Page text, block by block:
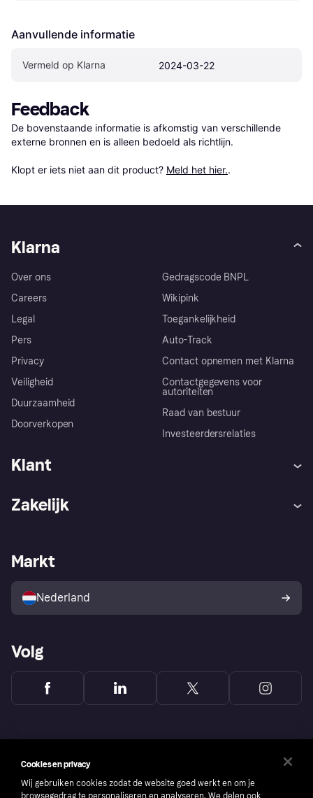
Aanvullende informatie
Vermeld op Klarna 2024-03-22
Feedback
De bovenstaande informatie is afkomstig van verschillende
externe bronnen en is alleen bedoeld als richtlijn.
Klopt er iets niet aan dit product? Meld het hier..
Klarna
Over ons
Careers
Legal
Pers
Privacy
Veiligheid
Duurzaamheid
Doorverkopen
Gedragscode BNPL
Wikipink
Toegankelijkheid
Auto-Track
Contact opnemen met Klarna
Contactgegevens voor
autoriteiten
Raad van bestuur
Investeerdersrelaties
Klant
Winkeloverzicht
Kopersbescherming voor
consumenten
Zakelijk
Zakelijke login
Markt
Nederland
Volg
Cookies en privacy
Wij gebruiken cookies zodat de website goed werkt en om je
browsegedrag te personaliseren en analyseren. We delen ook